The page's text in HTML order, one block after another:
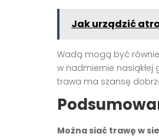
Jak urządzić
Wadą mogą być
w nadmiernie nasiąkłej
trawa ma szansę
Można siać trawę w